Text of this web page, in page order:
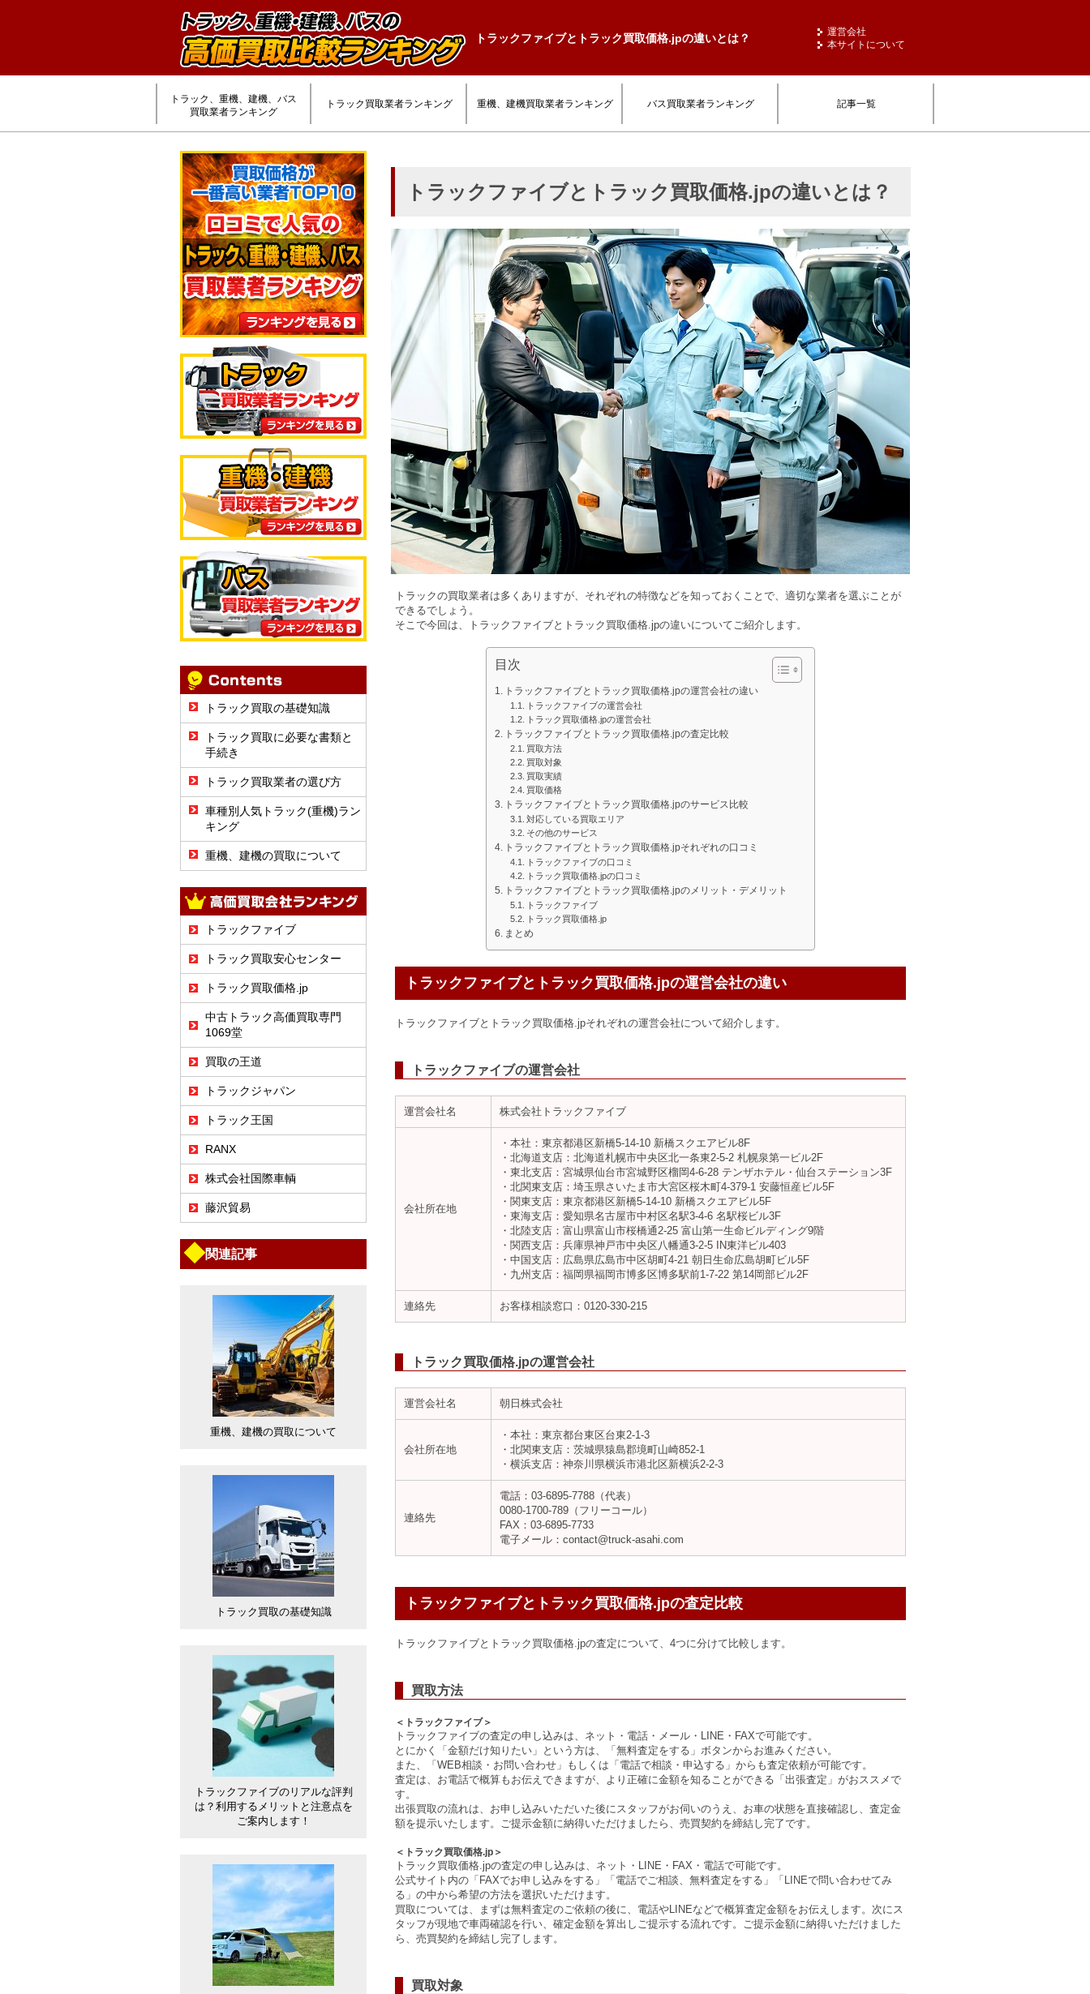
トラックファイブとトラック買取価格.jpの違いとは？
運営会社
本サイトについて
トラック、重機、建機、バス
買取業者ランキング
トラック買取業者ランキング 重機、建機買取業者ランキング バス買取業者ランキング 記事一覧
トラック買取の基礎知識
トラック買取に必要な書類と
手続き
トラック買取業者の選び方
車種別人気トラック(重機)ラン
キング
重機、建機の買取について
トラックファイブ
トラック買取安心センター
トラック買取価格.jp
中古トラック高価買取専門
1069堂
買取の王道
トラックジャパン
トラック王国
RANX
株式会社国際車輌
藤沢貿易
◆関連記事
重機、建機の買取について
トラック買取の基礎知識
トラックファイブのリアルな評判
は？利用するメリットと注意点を
ご案内します！
トラックファイブとトラック買取価格.jpの違いとは？
トラックの買取業者は多くありますが、それぞれの特徴などを知っておくことで、適切な業者を選ぶことが
できるでしょう。
そこで今回は、トラックファイブとトラック買取価格.jpの違いについてご紹介します。
目次
トラックファイブとトラック買取価格.jpの運営会社の違い
トラックファイブの運営会社
トラック買取価格.jpの運営会社
トラックファイブとトラック買取価格.jpの査定比較
買取方法
買取対象
買取実績
買取価格
トラックファイブとトラック買取価格.jpのサービス比較
対応している買取エリア
その他のサービス
トラックファイブとトラック買取価格.jpそれぞれの口コミ
トラックファイブの口コミ
トラック買取価格.jpの口コミ
トラックファイブとトラック買取価格.jpのメリット・デメリット
トラックファイブ
トラック買取価格.jp
まとめ
トラックファイブとトラック買取価格.jpの運営会社の違い
トラックファイブとトラック買取価格.jpそれぞれの運営会社について紹介します。
トラックファイブの運営会社
運営会社名 株式会社トラックファイブ
会社所在地
・本社：東京都港区新橋5-14-10 新橋スクエアビル8F
・北海道支店：北海道札幌市中央区北一条東2-5-2 札幌泉第一ビル2F
・東北支店：宮城県仙台市宮城野区榴岡4-6-28 テンザホテル・仙台ステーション3F
・北関東支店：埼玉県さいたま市大宮区桜木町4-379-1 安藤恒産ビル5F
・関東支店：東京都港区新橋5-14-10 新橋スクエアビル5F
・東海支店：愛知県名古屋市中村区名駅3-4-6 名駅桜ビル3F
・北陸支店：富山県富山市桜橋通2-25 富山第一生命ビルディング9階
・関西支店：兵庫県神戸市中央区八幡通3-2-5 IN東洋ビル403
・中国支店：広島県広島市中区胡町4-21 朝日生命広島胡町ビル5F
・九州支店：福岡県福岡市博多区博多駅前1-7-22 第14岡部ビル2F
連絡先 お客様相談窓口：0120-330-215
トラック買取価格.jpの運営会社
運営会社名 朝日株式会社
会社所在地
・本社：東京都台東区台東2-1-3
・北関東支店：茨城県猿島郡境町山崎852-1
・横浜支店：神奈川県横浜市港北区新横浜2-2-3
連絡先
電話：03-6895-7788（代表）
0080-1700-789（フリーコール）
FAX：03-6895-7733
電子メール：contact@truck-asahi.com
トラックファイブとトラック買取価格.jpの査定比較
トラックファイブとトラック買取価格.jpの査定について、4つに分けて比較します。
買取方法
＜トラックファイブ＞
トラックファイブの査定の申し込みは、ネット・電話・メール・LINE・FAXで可能です。
とにかく「金額だけ知りたい」という方は、「無料査定をする」ボタンからお進みください。
また、「WEB相談・お問い合わせ」もしくは「電話で相談・申込する」からも査定依頼が可能です。
査定は、お電話で概算もお伝えできますが、より正確に金額を知ることができる「出張査定」がおススメで
す。
出張買取の流れは、お申し込みいただいた後にスタッフがお伺いのうえ、お車の状態を直接確認し、査定金
額を提示いたします。ご提示金額に納得いただけましたら、売買契約を締結し完了です。
＜トラック買取価格.jp＞
トラック買取価格.jpの査定の申し込みは、ネット・LINE・FAX・電話で可能です。
公式サイト内の「FAXでお申し込みをする」「電話でご相談、無料査定をする」「LINEで問い合わせてみ
る」の中から希望の方法を選択いただけます。
買取については、まずは無料査定のご依頼の後に、電話やLINEなどで概算査定金額をお伝えします。次にス
タッフが現地で車両確認を行い、確定金額を算出しご提示する流れです。ご提示金額に納得いただけました
ら、売買契約を締結し完了します。
買取対象